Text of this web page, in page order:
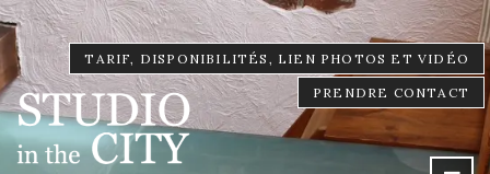
TARIF, DISPONIBILITÉS, LIEN PHOTOS ET VIDÉO
PRENDRE CONTACT